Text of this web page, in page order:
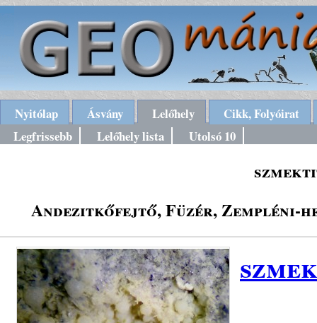
Nyitólap Ásvány Lelőhely
Cikk, Folyóirat
Legfrissebb
Lelőhely lista Utolsó 10
Andezitkőfejtő, Füzér, Zempléni-